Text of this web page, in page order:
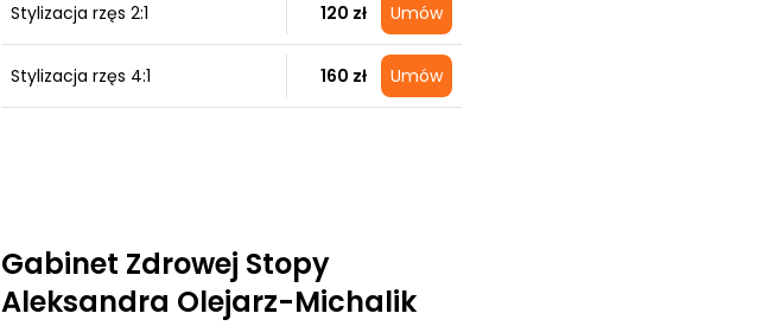
Stylizacja rzęs 2:1 120 zł Umów
Stylizacja rzęs 4:1 160 zł Umów
Gabinet Zdrowej Stopy
Aleksandra Olejarz-Michalik